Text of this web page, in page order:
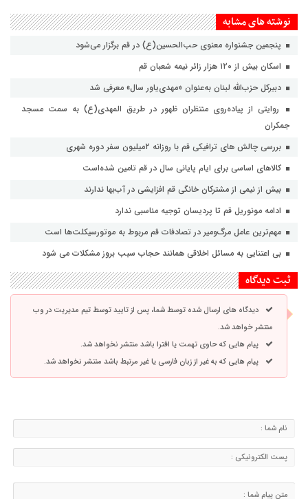
نوشته های مشابه
پنجمین جشنواره معنوی حب‌الحسین(ع) در قم برگزار می‌شود
اسکان بیش از ۱۲۰ هزار زائر نیمه شعبان قم
دبیرکل حزب‌الله لبنان به‌عنوان «مهدی‌یاور سال» معرفی شد
روایتی از پیاده‌روی منتظران ظهور در طریق المهدی(ع) به سمت مسجد
جمکران
بررسی چالش های ترافیکی قم با روزانه ۲میلیون سفر دوره شهری
کالاهای اساسی برای ایام پایانی سال در قم تامین شده‌است
بیش از نیمی از مشترکان خانگی قم افزایشی در آب‌بها ندارند
ادامه مونوریل قم تا پردیسان توجیه مناسبی ندارد
مهم‌ترین عامل مرگ‌ومیر در تصادفات قم مربوط به موتورسیکلت‌ها است
بی اعتنایی به مسائل اخلاقی همانند حجاب سبب بروز مشکلات می شود
ثبت دیدگاه
دیدگاه های ارسال شده توسط شما، پس از تایید توسط تیم مدیریت در وب
منتشر خواهد شد.
پیام هایی که حاوی تهمت یا افترا باشد منتشر نخواهد شد.
پیام هایی که به غیر از زبان فارسی یا غیر مرتبط باشد منتشر نخواهد شد.